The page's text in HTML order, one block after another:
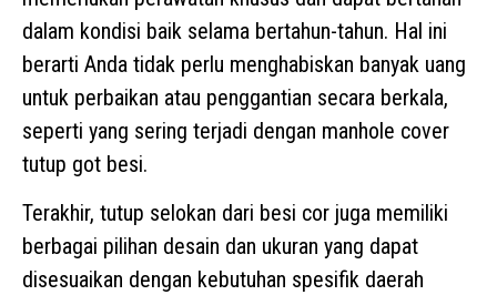
dalam kondisi baik selama bertahun-tahun. Hal ini
berarti Anda tidak perlu menghabiskan banyak uang
untuk perbaikan atau penggantian secara berkala,
seperti yang sering terjadi dengan manhole cover
tutup got besi.
Terakhir, tutup selokan dari besi cor juga memiliki
berbagai pilihan desain dan ukuran yang dapat
disesuaikan dengan kebutuhan spesifik daerah